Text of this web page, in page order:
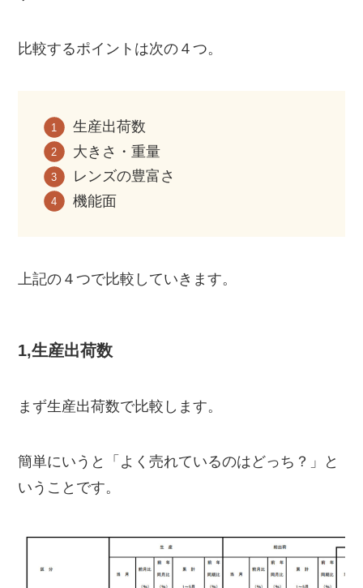
比較するポイントは次の４つ。
生産出荷数
大きさ・重量
レンズの豊富さ
機能面
上記の４つで比較していきます。
1,生産出荷数
まず生産出荷数で比較します。
簡単にいうと「よく売れているのはどっち？」と
いうことです。